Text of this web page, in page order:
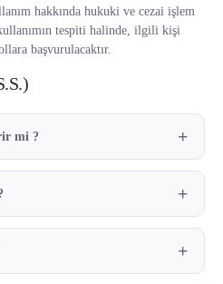
hakkında hukuki ve cezai işlem
tespiti halinde, ilgili kişi
başvurulacaktır.
mi ?